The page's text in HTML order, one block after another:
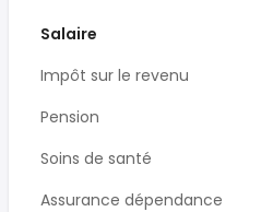
Salaire
Impôt sur le revenu
Pension
Soins de santé
Assurance dépendance